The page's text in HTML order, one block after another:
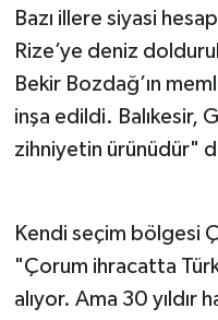
Bazı illere siyasi
Rize’ye deniz
Bekir Bozdağ’ın
inşa edildi. Balıkesir,
zihniyetin ürünüdür"
Kendi seçim bölgesi
"Çorum ihracatta
alıyor. Ama 30 yıldır